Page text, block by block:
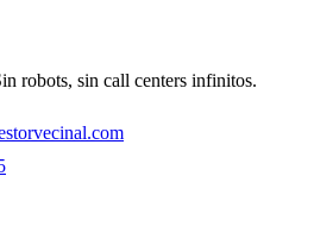
robots, sin call centers infinitos.